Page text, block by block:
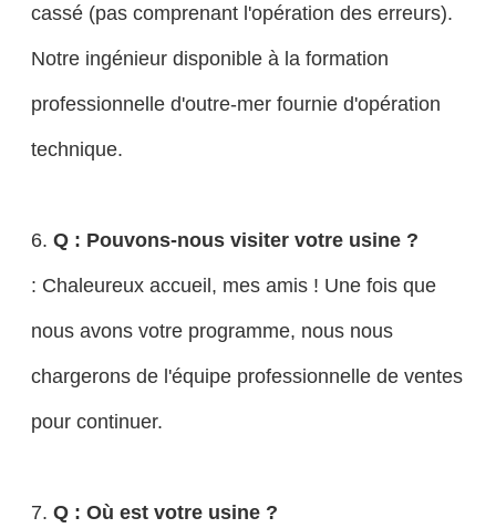
cassé (pas comprenant l'opération des erreurs).
Notre ingénieur disponible à la formation
professionnelle d'outre-mer fournie d'opération
technique.
6. Q : Pouvons-nous visiter votre usine ?
: Chaleureux accueil, mes amis ! Une fois que
nous avons votre programme, nous nous
chargerons de l'équipe professionnelle de ventes
pour continuer.
7. Q : Où est votre usine ?